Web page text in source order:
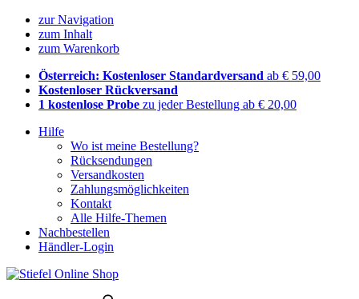
zur Navigation
zum Inhalt
zum Warenkorb
Österreich: Kostenloser Standardversand ab € 59,00
Kostenloser Rückversand
1 kostenlose Probe zu jeder Bestellung ab € 20,00
Hilfe
Wo ist meine Bestellung?
Rücksendungen
Versandkosten
Zahlungsmöglichkeiten
Kontakt
Alle Hilfe-Themen
Nachbestellen
Händler-Login